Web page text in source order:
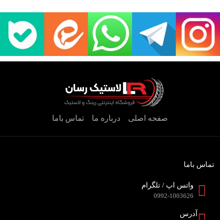
صفحه اصلی درباره ما تماس باما
تماس باما
واتس اپ / تلگرام
0992-1003626
آدرس